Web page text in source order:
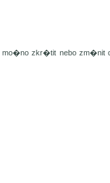
zkr�tit nebo zm�nit